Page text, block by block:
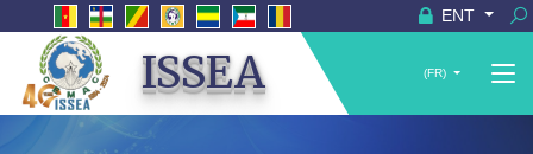
ENT
ISSEA (FR)